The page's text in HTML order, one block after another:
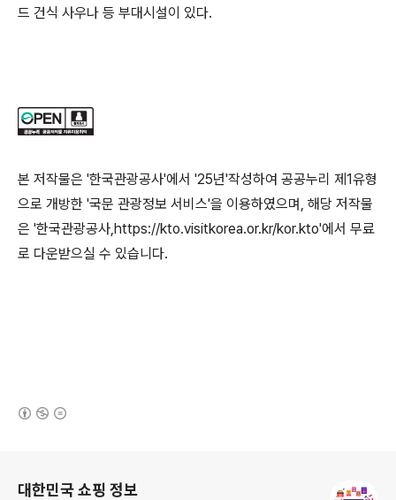
드 건식 사우나 등 부대시설이 있다.
본 저작물은 '한국관광공사'에서 '25년'작성하여 공공누리 제1유형
으로 개방한 '국문 관광정보 서비스'을 이용하였으며, 해당 저작물
은 '한국관광공사,https://kto.visitkorea.or.kr/kor.kto'에서 무료
로 다운받으실 수 있습니다.
대한민국 쇼핑 정보